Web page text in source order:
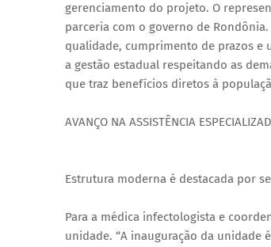
gerenciamento do projeto. O
parceria com o governo de
qualidade, cumprimento de prazos e
a gestão estadual respeitando as
que traz benefícios diretos à
AVANÇO NA ASSISTÊNCIA
Estrutura moderna é destacada por
Para a médica infectologista e
unidade. “A inauguração da unidade